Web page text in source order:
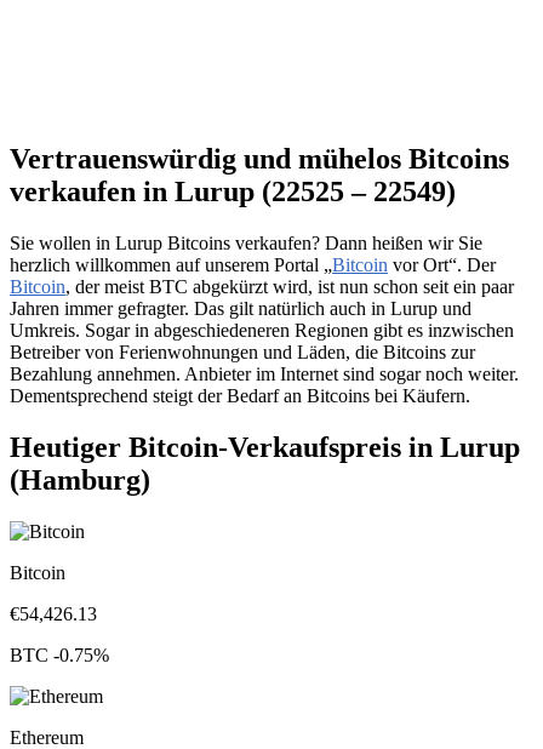
Vertrauenswürdig und mühelos Bitcoins
verkaufen in Lurup (22525 – 22549)
Sie wollen in Lurup Bitcoins verkaufen? Dann heißen wir Sie
herzlich willkommen auf unserem Portal „Bitcoin vor Ort“. Der
Bitcoin, der meist BTC abgekürzt wird, ist nun schon seit ein paar
Jahren immer gefragter. Das gilt natürlich auch in Lurup und
Umkreis. Sogar in abgeschiedeneren Regionen gibt es inzwischen
Betreiber von Ferienwohnungen und Läden, die Bitcoins zur
Bezahlung annehmen. Anbieter im Internet sind sogar noch weiter.
Dementsprechend steigt der Bedarf an Bitcoins bei Käufern.
Heutiger Bitcoin-Verkaufspreis in Lurup
(Hamburg)
Bitcoin
€54,426.13
BTC -0.75%
Ethereum